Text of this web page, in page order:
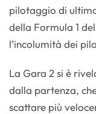
pilotaggio di
della Formula 1
l’incolumità dei
La Gara 2 si è
dalla partenza,
scattare più